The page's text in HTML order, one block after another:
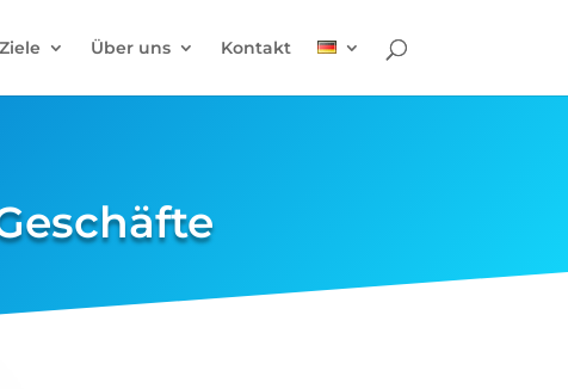
Ziele Über uns Kontakt